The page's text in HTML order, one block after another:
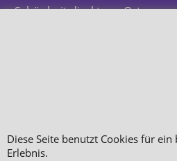
Schönheit direkt vor Ort
Düfte
Diese Seite benutzt Cookies für ein
Erlebnis.